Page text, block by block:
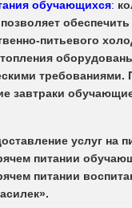
обучающихся:
питьевого
требованиями.
завтраки
услуг на
питании
питании